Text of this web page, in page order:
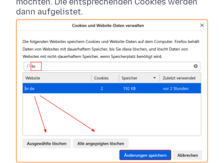
möchten. Die entsprechenden Cookies werden
dann aufgelistet.